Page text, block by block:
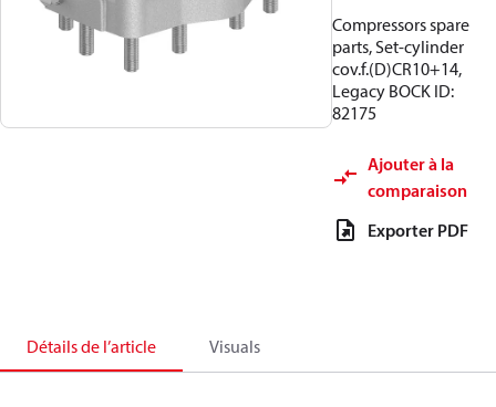
Compressors spare
parts, Set-cylinder
cov.f.(D)CR10+14,
Legacy BOCK ID:
82175
Ajouter à la
comparaison
Exporter PDF
Détails de l’article Visuals